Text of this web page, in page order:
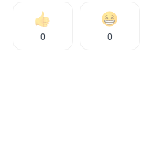
0 0